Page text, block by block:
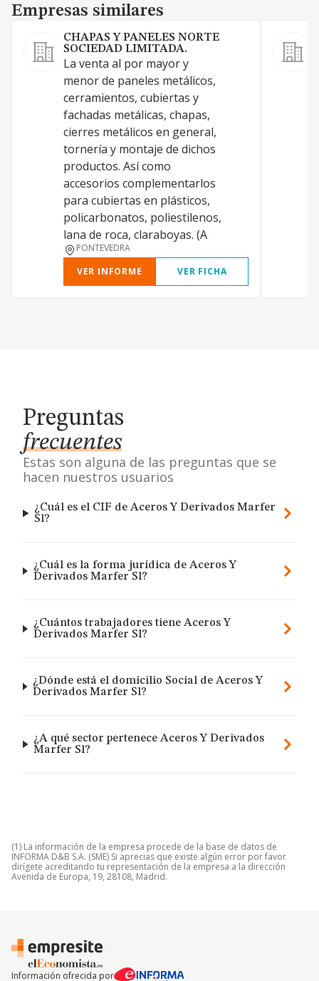
Empresas similares
Empresas similares
CHAPAS Y PANELES NORTE
SOCIEDAD LIMITADA.
La venta al por mayor y
menor de paneles metálicos,
cerramientos, cubiertas y
fachadas metálicas, chapas,
cierres metálicos en general,
tornería y montaje de dichos
productos. Así como
accesorios complementarlos
para cubiertas en plásticos,
policarbonatos, poliestilenos,
lana de roca, claraboyas. (A
PONTEVEDRA
VER INFORME
VER FICHA
Preguntas
frecuentes
Estas son alguna de las preguntas que se
hacen nuestros usuarios
¿Cuál es el CIF de Aceros Y Derivados Marfer
Sl?
¿Cuál es la forma jurídica de Aceros Y
Derivados Marfer Sl?
¿Cuántos trabajadores tiene Aceros Y
Derivados Marfer Sl?
¿Dónde está el domicilio Social de Aceros Y
Derivados Marfer Sl?
¿A qué sector pertenece Aceros Y Derivados
Marfer Sl?
(1) La información de la empresa procede de la base de datos de
INFORMA D&B S.A. (SME) Si aprecias que existe algún error por favor
dirígete acreditando tu representación de la empresa a la dirección
Avenida de Europa, 19, 28108, Madrid.
Información ofrecida por